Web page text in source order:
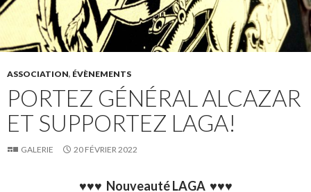
ASSOCIATION, ÉVÈNEMENTS
PORTEZ GÉNÉRAL ALCAZAR
ET SUPPORTEZ LAGA!
GALERIE 20 FÉVRIER 2022
♥♥♥ Nouveauté LAGA ♥♥♥